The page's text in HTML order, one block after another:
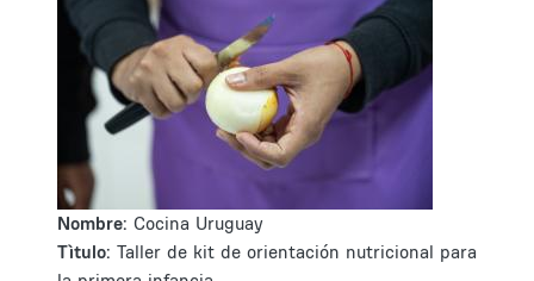
Nombre: Cocina Uruguay
Tìtulo: Taller de kit de orientación nutricional para